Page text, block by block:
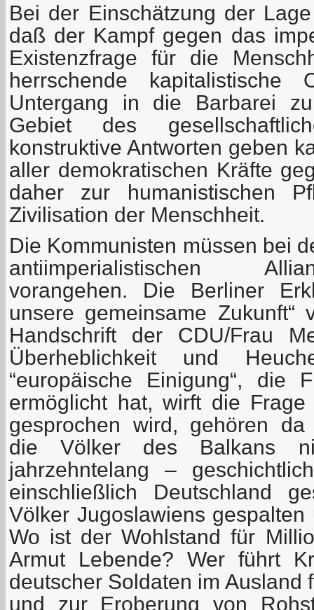
Bei der Einschätzung der
daß der Kampf gegen das
Existenzfrage für die
herrschende kapitalistische
Untergang in die Barbarei
Gebiet des
konstruktive Antworten geben
aller demokratischen Kräfte
daher zur humanistischen
Zivilisation der Menschheit.
Die Kommunisten müssen bei
antiimperialistischen
vorangehen. Die Berliner
unsere gemeinsame
Handschrift der CDU/Frau
Überheblichkeit und
“europäische Einigung“, die
ermöglicht hat, wirft die
gesprochen wird, gehören
die Völker des Balkans
jahrzehntelang –
einschließlich Deutschland
Völker Jugoslawiens
Wo ist der Wohlstand für
Armut Lebende? Wer führt
deutscher Soldaten im Ausland
und zur Eroberung von